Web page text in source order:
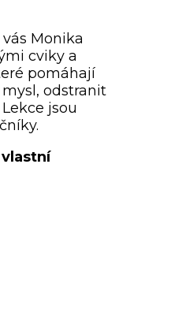
Monika
cviky a
pomáhají
odstranit
jsou